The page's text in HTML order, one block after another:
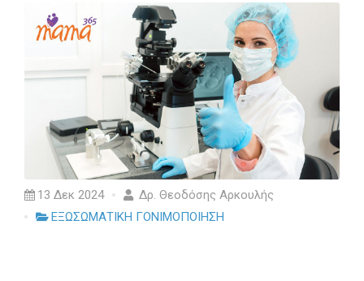
13 Δεκ 2024
Δρ. Θεοδόσης Αρκουλής
ΕΞΩΣΩΜΑΤΙΚΗ ΓΟΝΙΜΟΠΟΙΗΣΗ